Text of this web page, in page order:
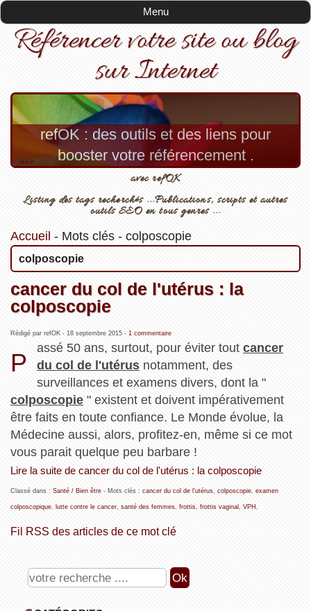
Menu
Référencer votre site ou blog
sur Internet
refOK : des outils et des liens pour
booster votre référencement .
avec refOK
Listing des tags recherchés ...Publications, scripts et autres
outils SEO en tous genres ...
Accueil - Mots clés- colposcopie
colposcopie
cancer du col de l'utérus : la
colposcopie
Rédigé par refOK - 18 septembre 2015- 1 commentaire
P
assé 50 ans, surtout, pour éviter toutcancer
du col de l'utérus notamment, des
surveillances et examens divers, dont la "
colposcopie" existent et doivent impérativement
être faits en toute confiance. Le Monde évolue, la
Médecine aussi, alors, profitez-en, même si ce mot
vous parait quelque peu barbare !
Lire la suite de cancer du col de l'utérus : la colposcopie
Classé dans : Santé / Bien être- Mots clés : cancer du col de l'utérus, colposcopie, examen
colposcopique, lutte contre le cancer, santé des femmes, frottis, frottis vaginal VPH
Fil RSS des articles de ce mot clé